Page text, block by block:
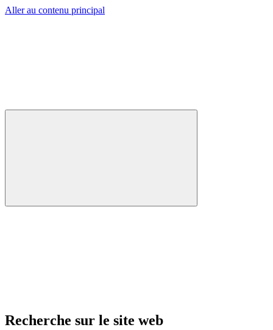
Aller au contenu principal
Recherche sur le site web